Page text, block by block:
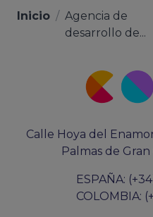
Inicio / Agencia de
desarrollo de...
Calle Hoya del
Palmas de Gran
ESPAÑA:
COLOMBIA: